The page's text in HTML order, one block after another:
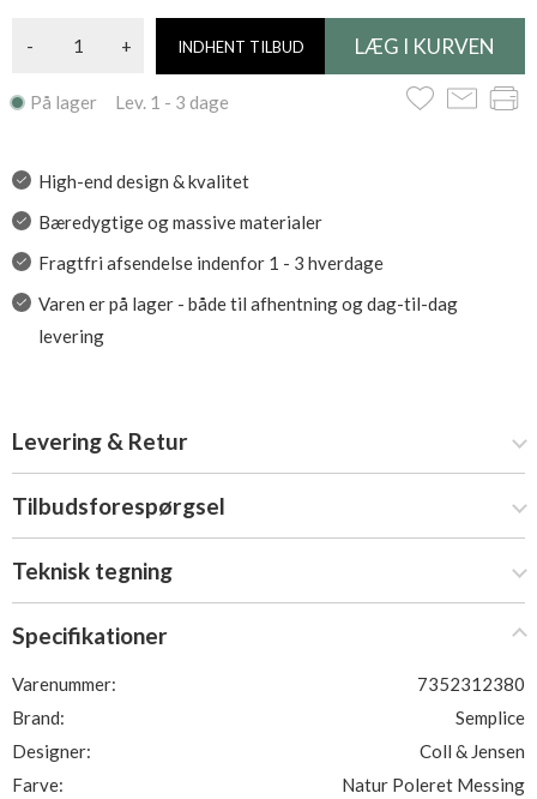
- + INDHENT TILBUD
På lager Lev. 1 - 3 dage
High-end design & kvalitet
Bæredygtige og massive materialer
Fragtfri afsendelse indenfor 1 - 3 hverdage
Varen er på lager - både til afhentning og dag-til-dag
levering
Levering & Retur
Tilbudsforespørgsel
Teknisk tegning
Specifikationer
Varenummer:
7352312380
Brand:
Semplice
Designer:
Coll & Jensen
Farve:
Natur Poleret Messing